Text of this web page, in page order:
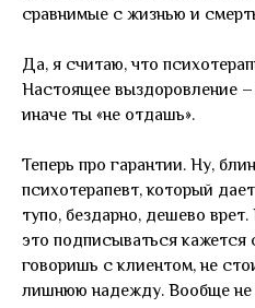
сравнимые с жизнью и
Да, я считаю, что
Настоящее выздоровление
иначе ты «не отдашь».
Теперь про гарантии. Ну,
психотерапевт, который
тупо, бездарно, дешево
это подписываться
говоришь с клиентом, не
лишнюю надежду. Вообще